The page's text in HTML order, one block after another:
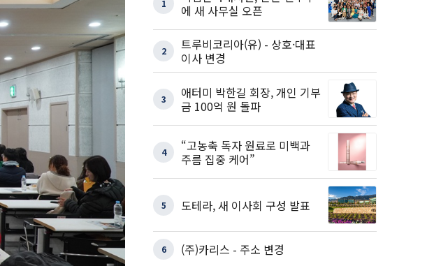
1
에 새 사무실 오픈
2
트루비코리아(유) - 상호·대표
이사 변경
3
애터미 박한길 회장, 개인 기부
금 100억 원 돌파
4
“고농축 독자 원료로 미백과
주름 집중 케어”
5 도테라, 새 이사회 구성 발표
6 (주)카리스 - 주소 변경